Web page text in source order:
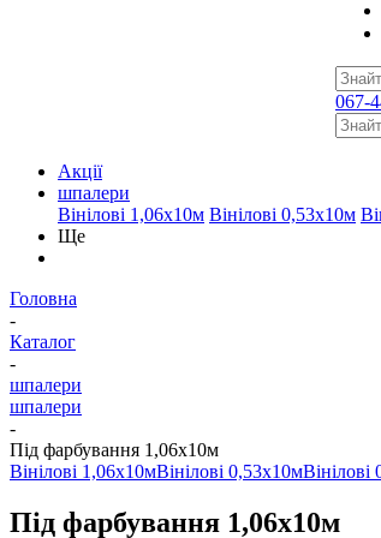
067-
Акції
шпалери
Вінілові 1,06х10м Вінілові 0,53х10м
Ще
Головна
-
Каталог
-
шпалери
шпалери
-
Під фарбування 1,06х10м
Вінілові 1,06х10мВінілові 0,53х10мВінілові
Під фарбування 1,06х10м